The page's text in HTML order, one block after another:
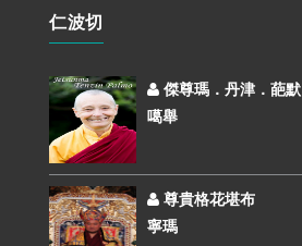
仁波切
傑尊瑪．丹津．葩默
噶舉
尊貴格花堪布
寧瑪